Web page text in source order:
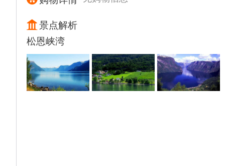
本营。
（此天午餐自理，晚餐安排在酒店享用西式晚
餐）
景点解析
松恩峡湾